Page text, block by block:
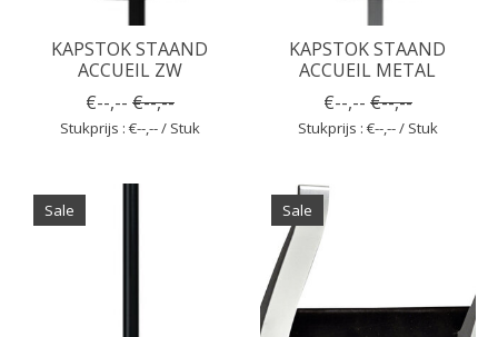
KAPSTOK STAAND
ACCUEIL ZW
€--,-- €--,--
Stukprijs : €--,-- / Stuk
KAPSTOK STAAND
ACCUEIL METAL
€--,-- €--,--
Stukprijs : €--,-- / Stuk
Sale Sale